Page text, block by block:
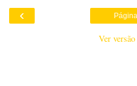
‹
Ver